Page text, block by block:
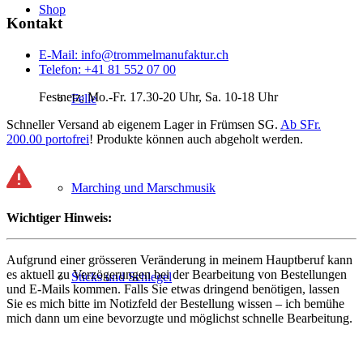
Shop
Felle
Marching und Marschmusik
Sticks und Schlegel
auf.
Die
Optionen
können
der
Produktseite
Kontakt
E-Mail: info@trommelmanufaktur.ch
Telefon: +41 81 552 07 00
Festnetz; Mo.-Fr. 17.30-20 Uhr, Sa. 10-18 Uhr
Schneller Versand ab eigenem Lager in Frümsen SG. Ab SFr.
200.00 portofrei! Produkte können auch abgeholt werden.
Wichtiger Hinweis:
Aufgrund einer grösseren Veränderung in meinem Hauptberuf kann
es aktuell zu Verzögerungen bei der Bearbeitung von Bestellungen
und E-Mails kommen. Falls Sie etwas dringend benötigen, lassen
Sie es mich bitte im Notizfeld der Bestellung wissen – ich bemühe
mich dann um eine bevorzugte und möglichst schnelle Bearbeitung.